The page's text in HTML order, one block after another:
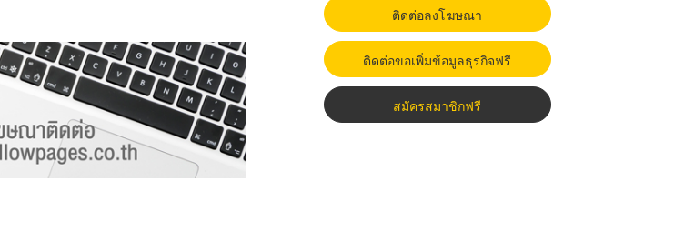
ติดต่อลงโฆษณา
ติดต่อขอเพิ่มข้อมูลธุรกิจฟรี
สมัครสมาชิกฟรี